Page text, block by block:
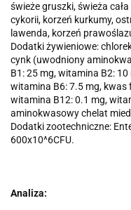
świeże gruszki, świeża
cykorii, korzeń kurkumy,
lawenda, korzeń
Dodatki żywieniowe:
cynk (uwodniony
B1: 25 mg, witamina B2:
witamina B6: 7.5 mg, kwas
witamina B12: 0.1 mg,
aminokwasowy chelat
Dodatki zootechniczne:
600x10^6CFU.
Analiza: